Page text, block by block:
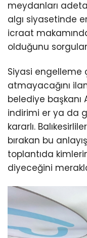
meydanları
algı siyasetinde
icraat
olduğunu
Siyasi engelleme
atmayacağını
belediye başkanı
indirimi er ya da
kararlı.
bırakan bu
toplantıda
diyeceğini